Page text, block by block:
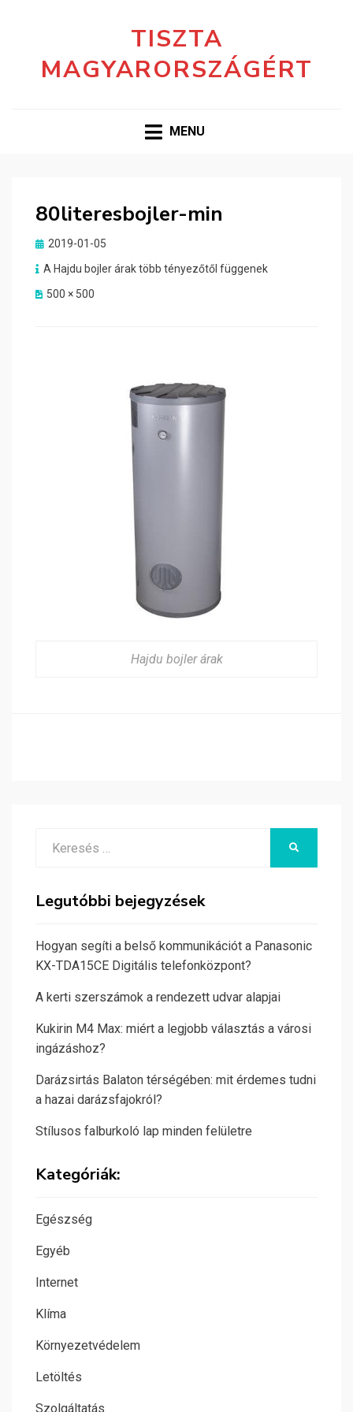
TISZTA
MAGYARORSZÁGÉRT
MENU
80literesbojler-min
Posted
2019-01-05
A Hajdu bojler árak több tényezőtől függenek
500 × 500
Hajdu bojler árak
Legutóbbi bejegyzések
Hogyan segíti a belső kommunikációt a Panasonic
KX-TDA15CE Digitális telefonközpont?
A kerti szerszámok a rendezett udvar alapjai
Kukirin M4 Max: miért a legjobb választás a városi
ingázáshoz?
Darázsirtás Balaton térségében: mit érdemes tudni
a hazai darázsfajokról?
Stílusos falburkoló lap minden felületre
Kategóriák:
Egészség
Egyéb
Internet
Klíma
Környezetvédelem
Letöltés
Szolgáltatás